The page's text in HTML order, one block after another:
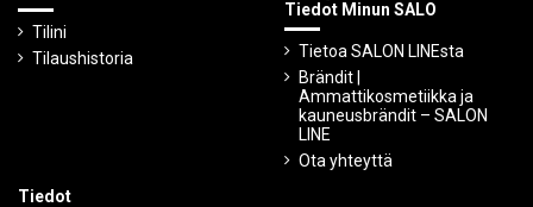
Tilini
Tilaushistoria
Tiedot Minun SALO
Tietoa SALON LINEsta
Brändit |
Ammattikosmetiikka ja
kauneusbrändit – SALON
LINE
Ota yhteyttä
Tiedot